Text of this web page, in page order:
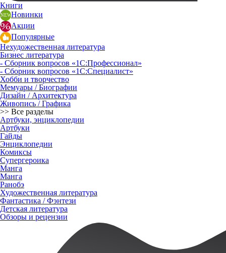
Книги
Новинки
Акции
Популярные
Нехудожественная литература
Бизнес литература
- Сборник вопросов «1С:Профессионал»
- Сборник вопросов «1С:Специалист»
Хобби и творчество
Мемуары / Биографии
Дизайн / Архитектура
Живопись / Графика
>> Все разделы
Артбуки, энциклопедии
Артбуки
Гайды
Энциклопедии
Комиксы
Супергероика
Манга
Манга
Ранобэ
Художественная литература
Фантастика / Фэнтези
Детская литература
Обзоры и рецензии